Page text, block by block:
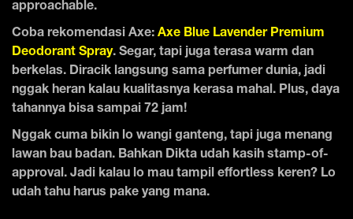
approachable.
Coba rekomendasi Axe: Axe Blue Lavender Premium
Deodorant Spray. Segar, tapi juga terasa warm dan
berkelas. Diracik langsung sama perfumer dunia, jadi
nggak heran kalau kualitasnya kerasa mahal. Plus, daya
tahannya bisa sampai 72 jam!
Nggak cuma bikin lo wangi ganteng, tapi juga menang
lawan bau badan. Bahkan Dikta udah kasih stamp-of-
approval. Jadi kalau lo mau tampil effortless keren? Lo
udah tahu harus pake yang mana.